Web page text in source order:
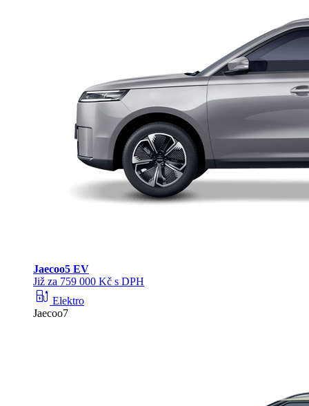
Jaecoo5 EV
Již za 759 000 Kč s DPH
ev_station Elektro
Jaecoo7